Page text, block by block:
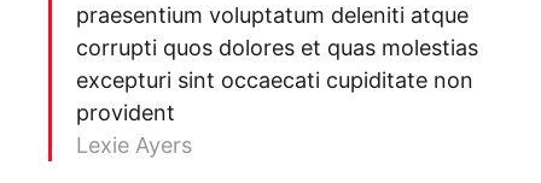
praesentium voluptatum deleniti atque
corrupti quos dolores et quas molestias
excepturi sint occaecati cupiditate non
provident
Lexie Ayers